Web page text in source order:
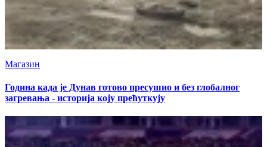
Магазин
Година када је Дунав готово пресушио и без глобалног
загревања - историја коју прећуткују